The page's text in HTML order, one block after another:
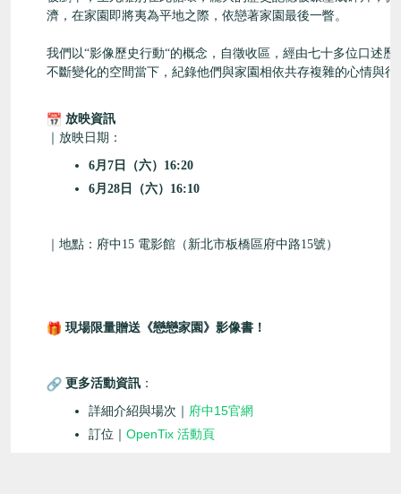
濟，在家園即將夷為平地之際， 依戀著家園最後一瞥。
我們以“影像歷史行動“的概念，自徵收區， 經由七十多位口述歷
不斷變化的空間當下， 紀錄他們與家園相依共存複雜的心情與行
放映資訊
｜放映日期：
6月7日（六）16:20
6月28日（六）16:10
｜地點：府中15 電影館（新北市板橋區府中路15號）
現場限量贈送《戀戀家園》影像書！
更多活動資訊：
詳細介紹與場次｜ 府中15官網
訂位｜ OpenTix 活動頁